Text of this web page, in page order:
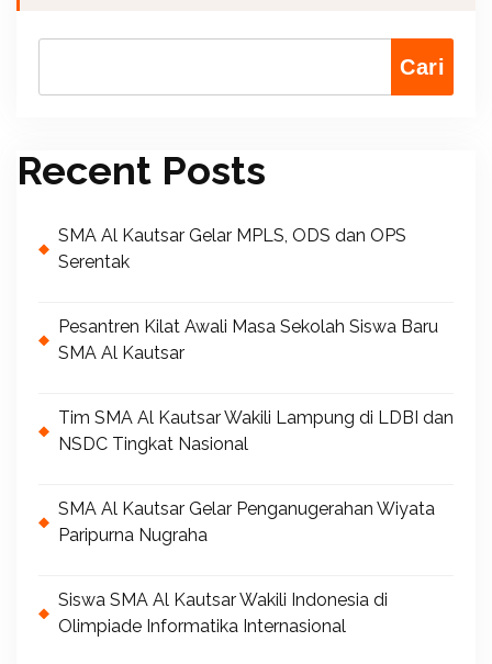
Cari
Recent Posts
SMA Al Kautsar Gelar MPLS, ODS dan OPS
Serentak
Pesantren Kilat Awali Masa Sekolah Siswa Baru
SMA Al Kautsar
Tim SMA Al Kautsar Wakili Lampung di LDBI dan
NSDC Tingkat Nasional
SMA Al Kautsar Gelar Penganugerahan Wiyata
Paripurna Nugraha
Siswa SMA Al Kautsar Wakili Indonesia di
Olimpiade Informatika Internasional